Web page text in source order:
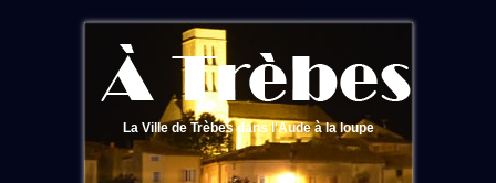
La Ville de Trèbes dans l'Aude à la loupe